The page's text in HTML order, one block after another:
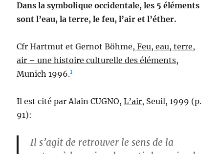
Dans la symbolique occidentale, les 5 éléments
sont l’eau, la terre, le feu, l’air et l’éther.
Cfr Hartmut et Gernot Böhme, Feu, eau, terre,
air – une histoire culturelle des éléments,
Munich 1996.1
Il est cité par Alain CUGNO,L’air, Seuil, 1999 (p.
91):
Il s’agit de retrouver le sens de la